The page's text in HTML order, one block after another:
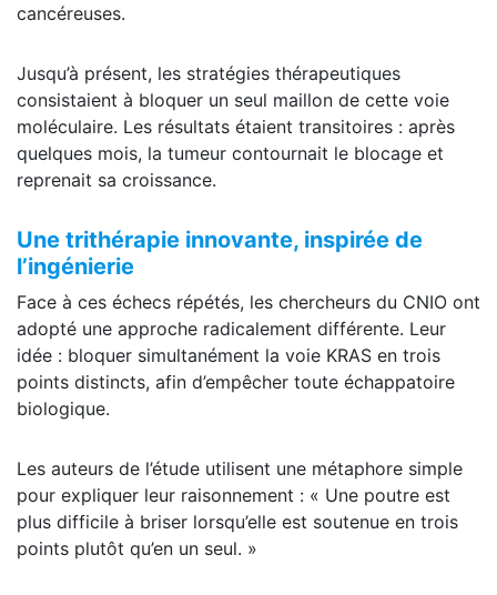
cancéreuses.
Jusqu’à présent, les stratégies thérapeutiques
consistaient à bloquer un seul maillon de cette voie
moléculaire. Les résultats étaient transitoires : après
quelques mois, la tumeur contournait le blocage et
reprenait sa croissance.
Une trithérapie innovante, inspirée de
l’ingénierie
Face à ces échecs répétés, les chercheurs du CNIO ont
adopté une approche radicalement différente. Leur
idée : bloquer simultanément la voie KRAS en trois
points distincts, afin d’empêcher toute échappatoire
biologique.
Les auteurs de l’étude utilisent une métaphore simple
pour expliquer leur raisonnement : « Une poutre est
plus difficile à briser lorsqu’elle est soutenue en trois
points plutôt qu’en un seul. »